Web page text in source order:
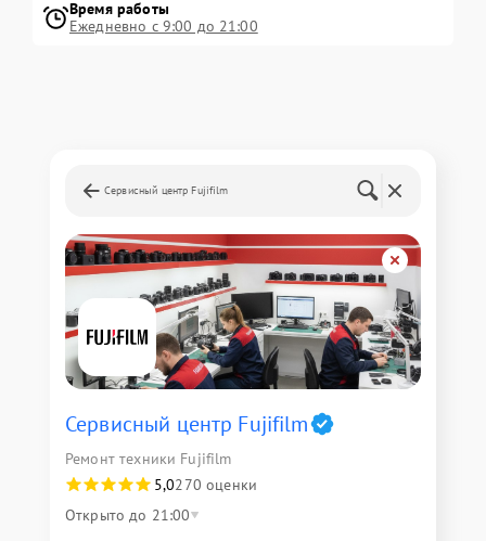
Время работы
Ежедневно с 9:00 до 21:00
Сервисный центр Fujifilm
Сервисный центр Fujifilm
Ремонт техники Fujifilm
5,0270 оценки
Открыто до 21:00